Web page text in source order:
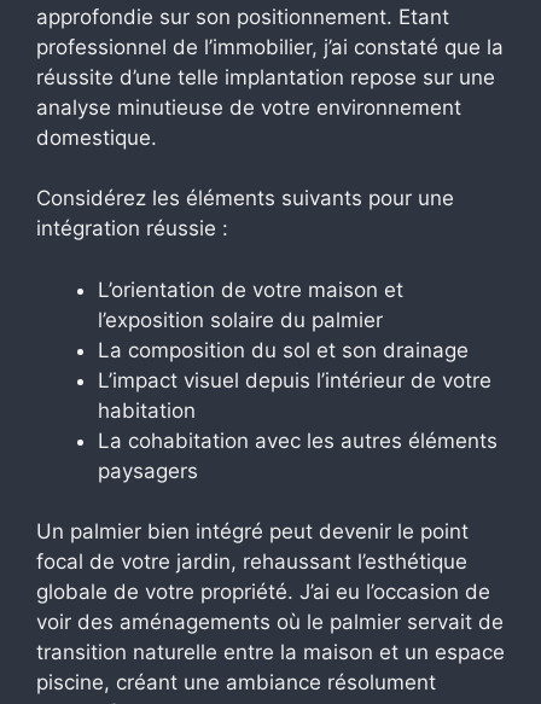
approfondie sur son positionnement. Etant
professionnel de l’immobilier, j’ai constaté que la
réussite d’une telle implantation repose sur une
analyse minutieuse de votre environnement
domestique.
Considérez les éléments suivants pour une
intégration réussie :
L’orientation de votre maison et
l’exposition solaire du palmier
La composition du sol et son drainage
L’impact visuel depuis l’intérieur de votre
habitation
La cohabitation avec les autres éléments
paysagers
Un palmier bien intégré peut devenir le point
focal de votre jardin, rehaussant l’esthétique
globale de votre propriété. J’ai eu l’occasion de
voir des aménagements où le palmier servait de
transition naturelle entre la maison et un espace
piscine, créant une ambiance résolument